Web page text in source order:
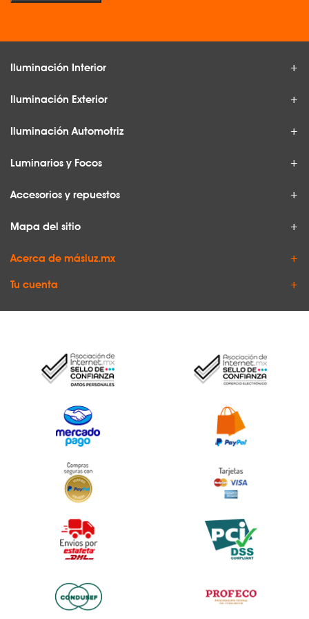
Iluminación Interior
Iluminación Exterior
Iluminación Automotriz
Luminarios y Focos
Accesorios y repuestos
Mapa del sitio
Acerca de másluz.mx
Tu cuenta